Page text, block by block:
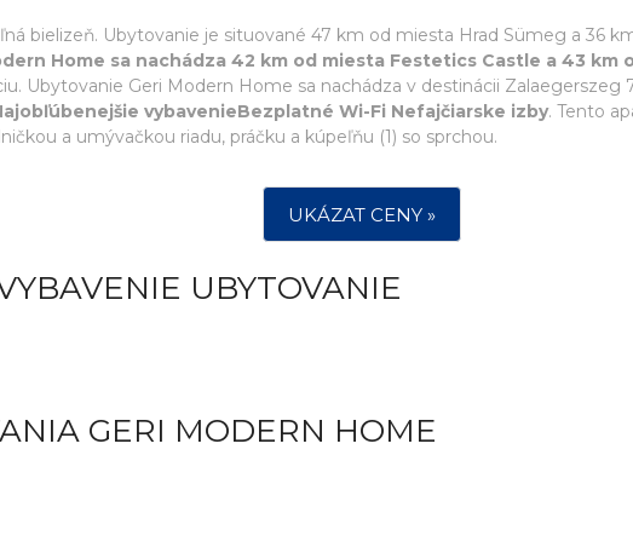
bielizeň. Ubytovanie je situované 47 km od miesta Hrad Sümeg a 36
Home sa nachádza 42 km od miesta Festetics Castle a 43 km
Ubytovanie Geri Modern Home sa nachádza v destinácii Zalaegerszeg
vybavenieBezplatné Wi-Fi Nefajčiarske izby. Tento
a umývačkou riadu, práčku a kúpeľňu (1) so sprchou.
UKÁZAT CENY »
UBYTOVANIE
GERI MODERN HOME